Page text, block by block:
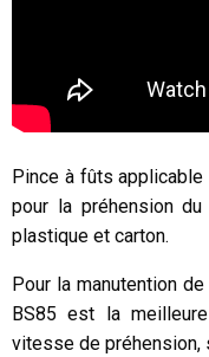
Pince à fûts
pour la préhension
plastique et carton.
Pour la manutention
BS85 est la
vitesse de préhension,